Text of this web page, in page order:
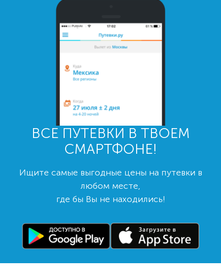
ВСЕ ПУТЕВКИ В ТВОЕМ
СМАРТФОНЕ!
Ищите самые выгодные цены на путевки в
любом месте,
где бы Вы не находились!